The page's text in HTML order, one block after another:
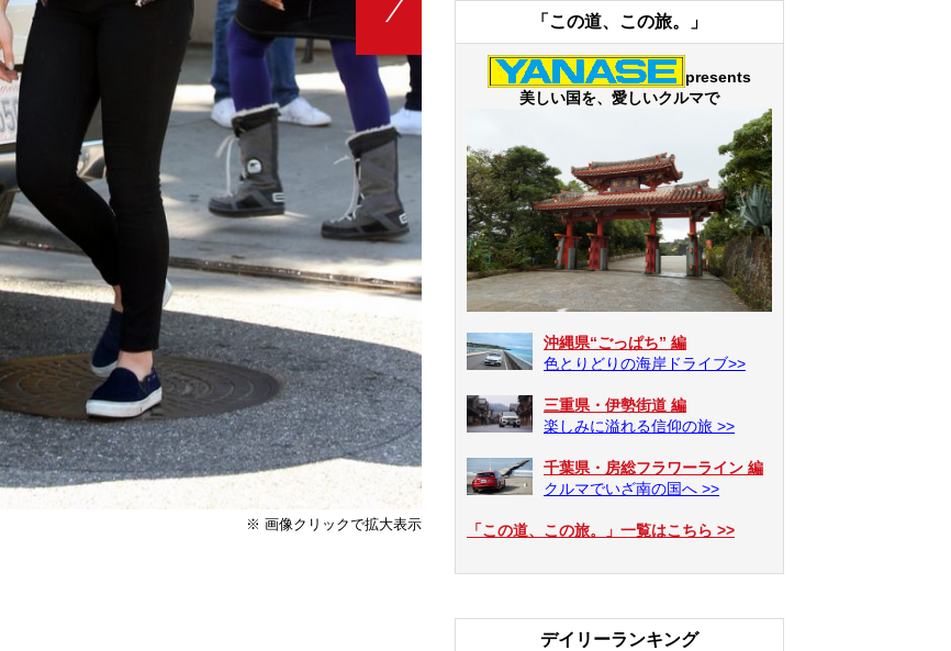
※ 画像クリックで拡大表示
「この道、この旅。」
presents
美しい国を、愛しいクルマで
沖縄県“ごっぱち” 編
色とりどりの海岸ドライブ>>
三重県・伊勢街道 編
楽しみに溢れる信仰の旅 >>
千葉県・房総フラワーライン 編
クルマでいざ南の国へ >>
「この道、この旅。」一覧はこちら >>
デイリーランキング